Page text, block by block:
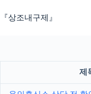
문『상조내구제』
제